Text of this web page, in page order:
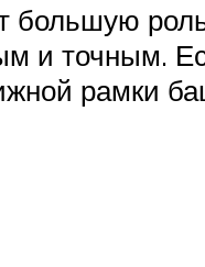
большую
и точным.
рамки